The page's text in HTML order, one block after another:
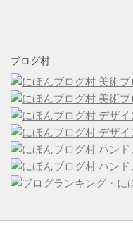
ブログ村